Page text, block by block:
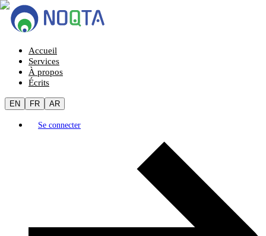
Accueil
Services
À propos
Écrits
EN FR AR
Se connecter